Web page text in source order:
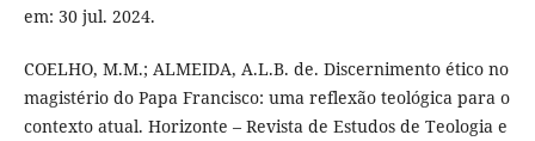
em: 30 jul. 2024.
COELHO, M.M.; ALMEIDA, A.L.B. de. Discernimento ético no
magistério do Papa Francisco: uma reflexão teológica para o
contexto atual. Horizonte – Revista de Estudos de Teologia e